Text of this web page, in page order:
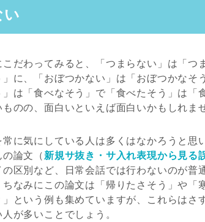
だわってみると、「つまらない」は「つ
」に、「おぼつかない」は「おぼつかなそ
は「食べなそう」で「食べたそう」は「
のの、面白いといえば面白いかもしれま
に気にしている人は多くはなかろうと思
論文（新規サ抜き・サ入れ表現から見る
区別など、日常会話では行わないのが普
なみにこの論文は「帰りたさそう」や「
」という例も集めていますが、これらはさ
が多いことでしょう。